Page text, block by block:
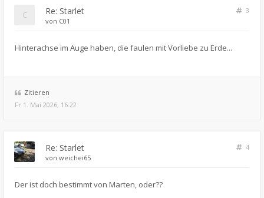
Re: Starlet
3
von C01
Hinterachse im Auge haben, die faulen mit Vorliebe zu Erde...
Zitieren
Fr 1. Mai 2026, 16:22
Re: Starlet
4
von weichei65
Der ist doch bestimmt von Marten, oder??